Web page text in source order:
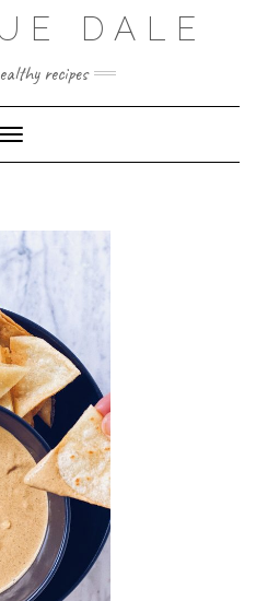
DALE
recipes
Cambiar modo de navegación